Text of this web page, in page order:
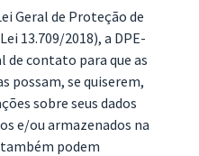
Geral de Proteção de
13.709/2018), a DPE-
de contato para que as
possam, se quiserem,
sobre seus dados
e/ou armazenados na
podem